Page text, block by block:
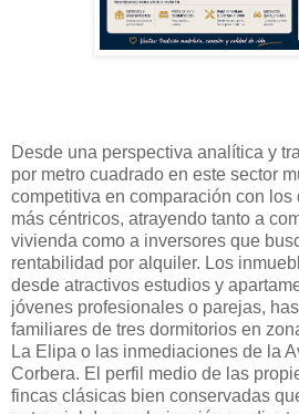
Desde una perspectiva analítica y
por metro cuadrado en este sector
competitiva en comparación con
más céntricos, atrayendo tanto a
vivienda como a inversores que
rentabilidad por alquiler. Los
desde atractivos estudios y
jóvenes profesionales o parejas,
familiares de tres dormitorios en
La Elipa o las inmediaciones de la
Corbera. El perfil medio de las
fincas clásicas bien conservadas